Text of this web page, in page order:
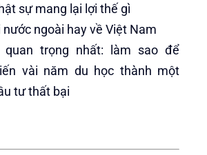
sự mang lại lợi thế gì
nước ngoài hay về Việt Nam
quan trọng nhất: làm sao để
vài năm du học thành một
tư thất bại